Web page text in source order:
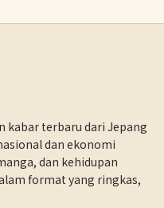
kabar terbaru dari Jepang
dan ekonomi
dan kehidupan
format yang ringkas,